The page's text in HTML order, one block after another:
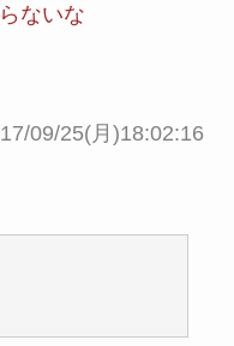
ないな
09/25(月)18:02:16